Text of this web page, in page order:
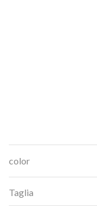
color
Taglia